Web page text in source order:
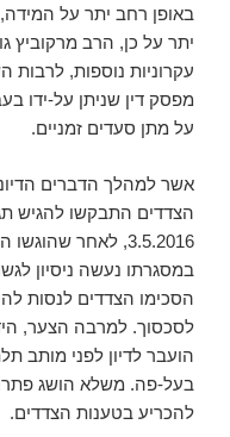
באופן רחב יתר על
יתר על כן, הרב מרקוביץ
עקרוניות נוספות,
מפסק דין שניתן על-ידו
על מתן סעדים זמניים.
אשר למהלך הדברים
הצדדים התבקשו להגיש
3.5.2016, לאחר
במסגרתו נעשה ניסיון
הסכימו הצדדים לנסות
לסכסוך. למרבה הצער,
הועבר לדיון לפני מותב
בעל-פה. משלא הושג
להכריע בטענות הצדדים.